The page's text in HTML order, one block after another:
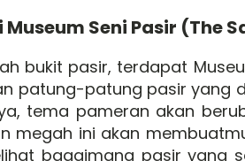
Seni Pasir (The
bukit pasir, terdapat
patung-patung pasir yang
tema pameran akan
megah ini akan
bagaimana pasir yang